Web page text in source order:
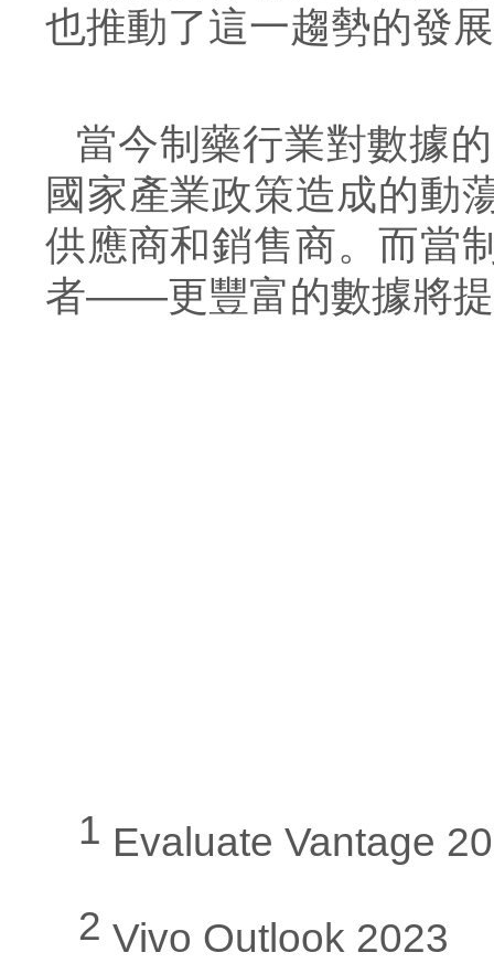
也推動了這一趨勢的發
當今制藥行業對數據
國家產業政策造成的動
供應商和銷售商。而當
者——更豐富的數據將
1 Evaluate Vantage
2 Vivo Outlook 2023